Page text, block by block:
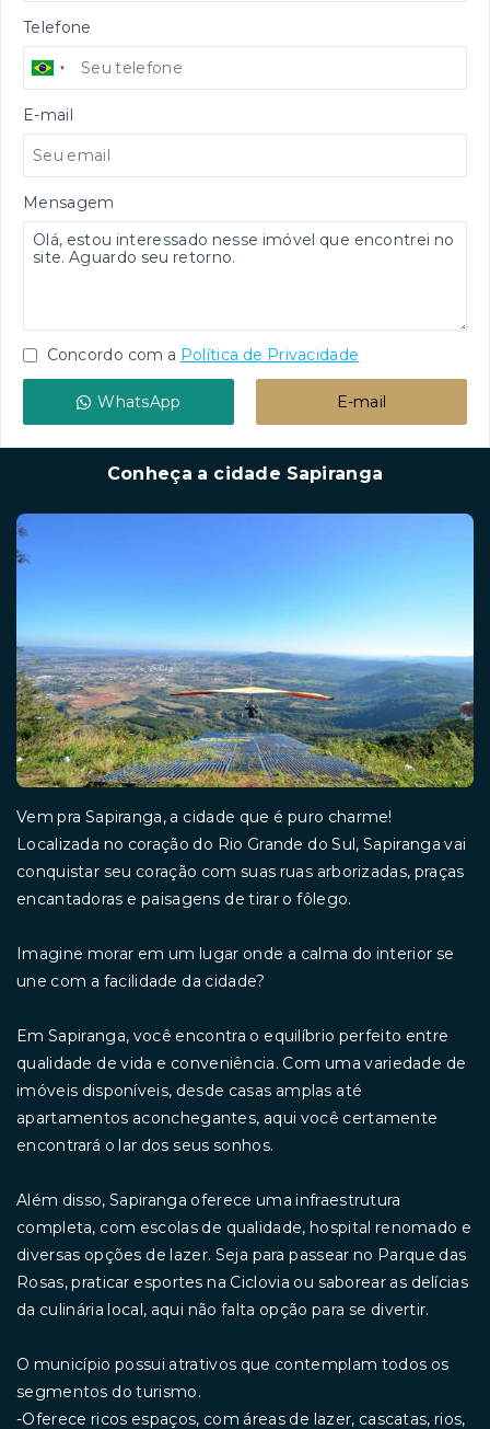
Telefone
E-mail
Mensagem
Concordo com a Política de Privacidade
WhatsApp E-mail
Conheça a cidade Sapiranga
Vem pra Sapiranga, a cidade que é puro charme!
Localizada no coração do Rio Grande do Sul, Sapiranga vai
conquistar seu coração com suas ruas arborizadas, praças
encantadoras e paisagens de tirar o fôlego.
Imagine morar em um lugar onde a calma do interior se
une com a facilidade da cidade?
Em Sapiranga, você encontra o equilíbrio perfeito entre
qualidade de vida e conveniência. Com uma variedade de
imóveis disponíveis, desde casas amplas até
apartamentos aconchegantes, aqui você certamente
encontrará o lar dos seus sonhos.
Além disso, Sapiranga oferece uma infraestrutura
completa, com escolas de qualidade, hospital renomado e
diversas opções de lazer. Seja para passear no Parque das
Rosas, praticar esportes na Ciclovia ou saborear as delícias
da culinária local, aqui não falta opção para se divertir.
O município possui atrativos que contemplam todos os
segmentos do turismo.
-Oferece ricos espaços, com áreas de lazer, cascatas, rios,